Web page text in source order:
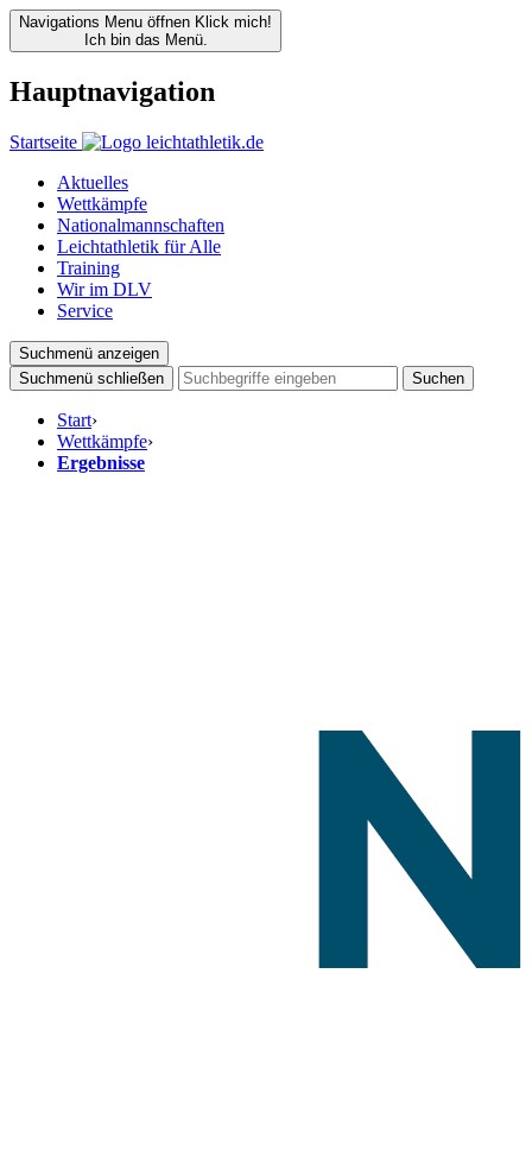
Navigations Menu öffnen Klick mich!
Ich bin das Menü.
Hauptnavigation
Startseite
Aktuelles
Wettkämpfe
Nationalmannschaften
Leichtathletik für Alle
Training
Wir im DLV
Service
Suchmenü anzeigen
Suchmenü schließen
Suchen
Start›
Wettkämpfe›
Ergebnisse